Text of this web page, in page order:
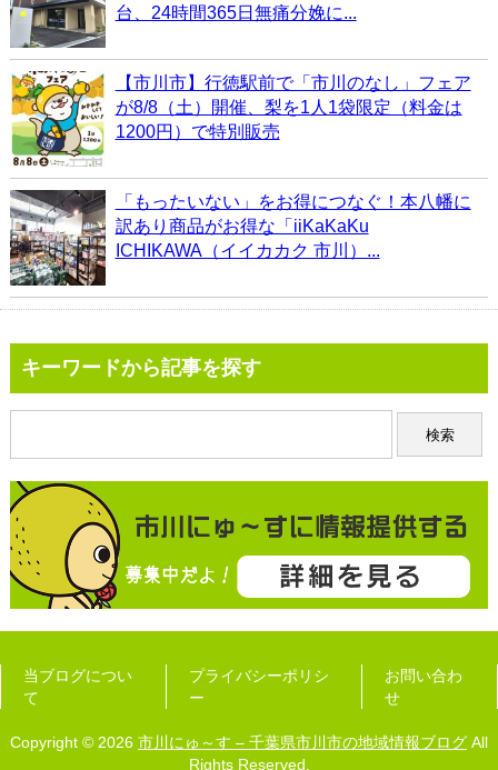
台、24時間365日無痛分娩に...
【市川市】行徳駅前で「市川のなし」フェア
が8/8（土）開催、梨を1人1袋限定（料金は
1200円）で特別販売
「もったいない」をお得につなぐ！本八幡に
訳あり商品がお得な「iiKaKaKu
ICHIKAWA（イイカカク 市川）...
キーワードから記事を探す
当ブログについ
て
プライバシーポリシ
ー
お問い合わ
せ
Copyright © 2026 市川にゅ～す – 千葉県市川市の地域情報ブログ All
Rights Reserved.